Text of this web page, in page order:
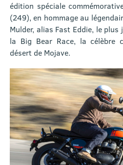
édition spéciale
(249), en hommage au
Mulder, alias Fast Eddie, le
la Big Bear Race, la célèbre
désert de Mojave.